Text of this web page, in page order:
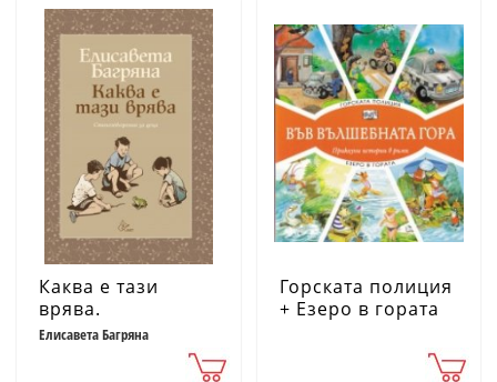
Каква е тази
врява.
Стихотворения за
Елисавета Багряна
Горската полиция
+ Езеро в гората